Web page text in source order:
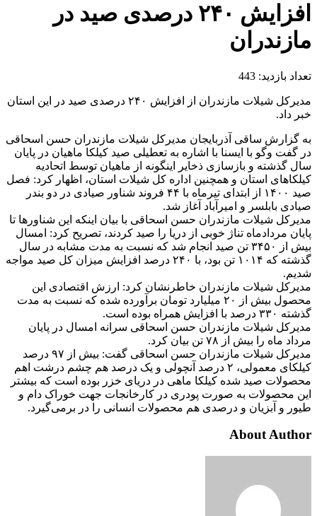
افزایش ۲۴۰ درصدی صید در
مازندران
تعداد بازدید: 443
مدیرکل شیلات مازندران از افزایش ۲۴۰ درصدی صید در این استان
خبر داد.
به گزارش ساقی آذربایجان مدیرکل شیلات مازندران حسن اسحاقی
در گفت وگو با ایسنا با اشاره به تعطیلی صید کیلکا ماهیان در پایان
سال گذشته و بازسازی ذخایر اینگونه از ماهیان توسط اتحادیه
کیلکاهای استان و همچنین اداره کل شیلات استان، اظهار کرد: فصل
صید ۱۴۰۰ از ابتدای تیرماه با ۴۴ فروند شناور صیادی در دو بندر
صیادی بابلسر و امیرآباد آغاز شد.
مدیرکل شیلات مازندران حسن اسحاقی با بیان اینکه این شناورها تا
پایان مردادماه تناژ خوبی از دریا را صید کردند، تصریح کرد: امسال
بیش از ۳۴۵۰ تن صید انجام شد که نسبت به مدت مشابه در سال
گذشته که ۱۰۱۴ تن بود، با ۲۴۰ درصد افزایش میزان کل صید مواجه
شدیم.
مدیرکل شیلات مازندران خاطرنشان کرد: ارزش اقتصادی این
محصول بیش از ۲۰ میلیارد تومان برآورده شده که نسبت به مدت
گذشته ۳۳۰ درصد با افزایش همراه بوده است.
مدیرکل شیلات مازندران حسن اسحاقی سرانه امسال در پایان
مرداد ماه را بیش از ۷۸ تن بیان کرد.
مدیرکل شیلات مازندران حسن اسحاقی گفت: بیش از ۹۷ درصد
کیلکای معمولی، ۲ درصد آنچولی و یک درصد هم چشم درشت اهم
محصولات صید شده کیلکا ماهی در دریای خزر بوده است که بیشتر
این محصولات به صورت پودری در کارخانجات جهت خوراک دام و
طیور و آبزیان و درصدی هم محصولات انسانی را در برمی‌گیرد.
About Author